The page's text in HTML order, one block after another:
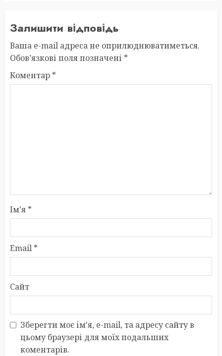
Залишити відповідь
Ваша e-mail адреса не оприлюднюватиметься.
Обов’язкові поля позначені *
Коментар *
Ім'я *
Email *
Сайт
Зберегти моє ім'я, e-mail, та адресу сайту в
цьому браузері для моїх подальших
коментарів.